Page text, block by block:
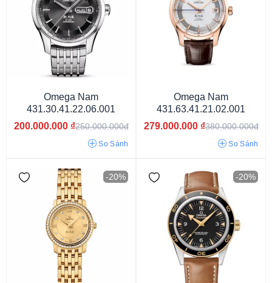
Omega Nam
431.30.41.22.06.001
200.000.000 ₫250.000.000đ
So Sánh
Omega Nam
431.63.41.21.02.001
279.000.000 ₫380.000.000đ
So Sánh
-20% -20%